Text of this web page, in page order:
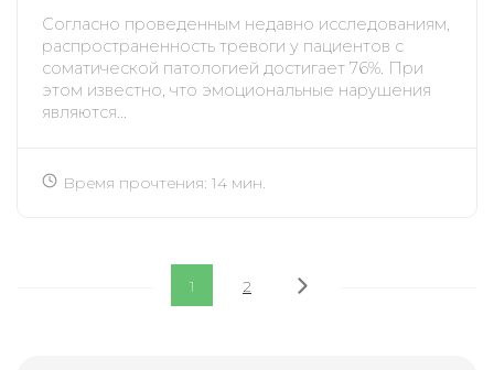
Согласно проведенным недавно исследованиям,
распространенность тревоги у пациентов с
соматической патологией достигает 76%. При
этом известно, что эмоциональные нарушения
являются...
Время прочтения: 14 мин.
1 2